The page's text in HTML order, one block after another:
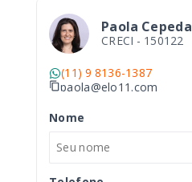
Paola Cepeda
CRECI - 150122
(11) 9 8136-1387
paola@elo11.com
Nome